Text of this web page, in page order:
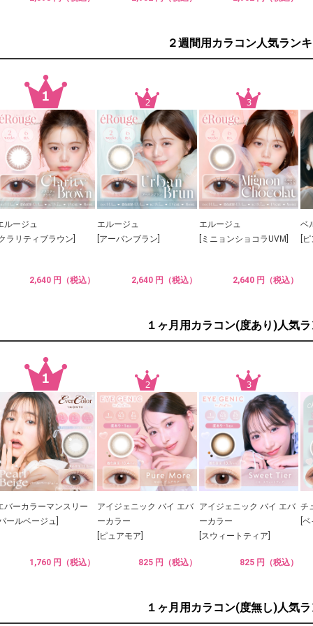
２週間用カラコン人気ラン
ルージュ
ラリティブラウン]
2,640 円（税込）
エルージュ
[アーバンブラン]
2,640 円（税込）
エルージュ
[ミニョンショコラUVM]
2,640 円（税込）
ベ
[
１ヶ月用カラコン(度あり)人気
バーカラーマンスリー
ールベージュ]
1,760 円（税込）
アイジェニック バイ エバ
ーカラー
[ピュアモア]
825 円（税込）
アイジェニック バイ エバ
ーカラー
[スウィートティア]
825 円（税込）
チ
[
１ヶ月用カラコン(度無し)人気